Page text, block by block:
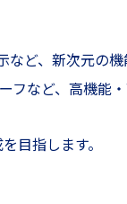
ど、新次元の
など、高機能
目指します。